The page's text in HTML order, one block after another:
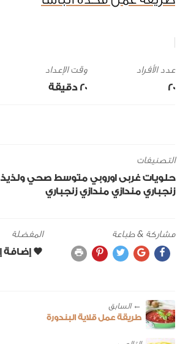
20
وقت الإعداد
20 ‎دقيقة
التصنيفات
حلويات غربى اوروبي متوسط صحي ولذيذ
زنجباري مندازي مندازي زنجباري
مشاركة & طباعة المفضلة
← ‎السابق
طريقة عمل قلاية البندورة